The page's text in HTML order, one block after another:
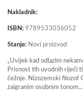
Nakladnik:
ISBN: 9789533036052
Stanje: Novi proizvod
„Uvijek kad odlazim
Prisnost tih uvodnih riječi
čežnje. Nizozemski filozof
zaigranim osobnim